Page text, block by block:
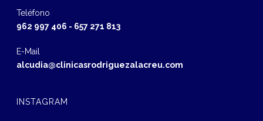
Teléfono
962 997 406 - 657 271 813
E-Mail
alcudia@clinicasrodriguezalacreu.com
INSTAGRAM